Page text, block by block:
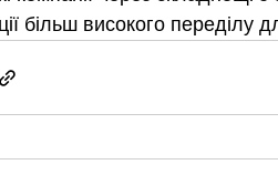
більш високого переділу